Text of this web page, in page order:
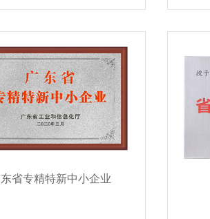
省专精特新中小企业